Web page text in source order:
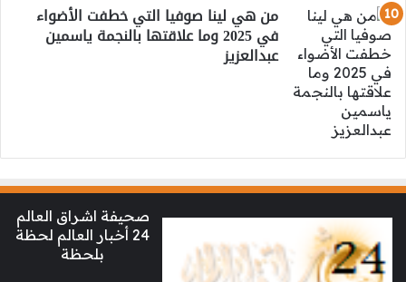
من هي لينا صوفيا التي خطفت الأضواء
في 2025 وما علاقتها بالنجمة ياسمين
عبدالعزيز
صحيفة اشراق العالم
24 أخبار العالم لحظة
بلحظة